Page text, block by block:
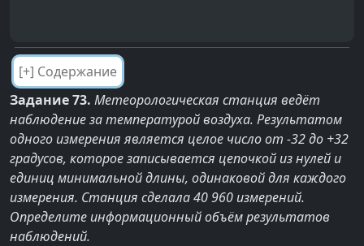
Задание 73. Метеорологическая станция ведёт
наблюдение за температурой воздуха. Результатом
одного измерения является целое число от -32 до +32
градусов, которое записывается цепочкой из нулей и
единиц минимальной длины, одинаковой для каждого
измерения. Станция сделала 40 960 измерений.
Определите информационный объём результатов
наблюдений.